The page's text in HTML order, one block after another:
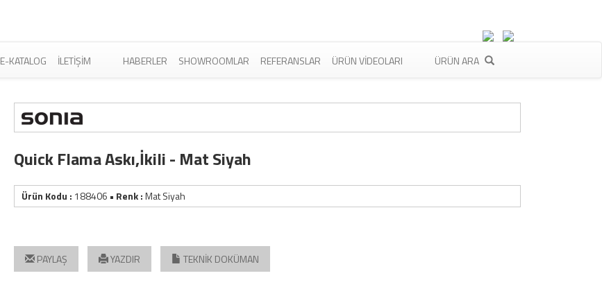
E-KATALOG İLETIŞIM HABERLER SHOWROOMLAR REFERANSLAR ÜRÜN VIDEOLARI ÜRÜN ARA
Quick Flama Askı,İkili - Mat Siyah
Ürün Kodu : 188406 • Renk :Mat Siyah
PAYLAŞ YAZDIR TEKNİK DOKÜMAN